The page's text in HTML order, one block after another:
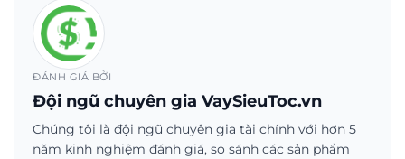
ĐÁNH GIÁ BỞI
Đội ngũ chuyên gia VaySieuToc.vn
Chúng tôi là đội ngũ chuyên gia tài chính với hơn 5
năm kinh nghiệm đánh giá, so sánh các sản phẩm